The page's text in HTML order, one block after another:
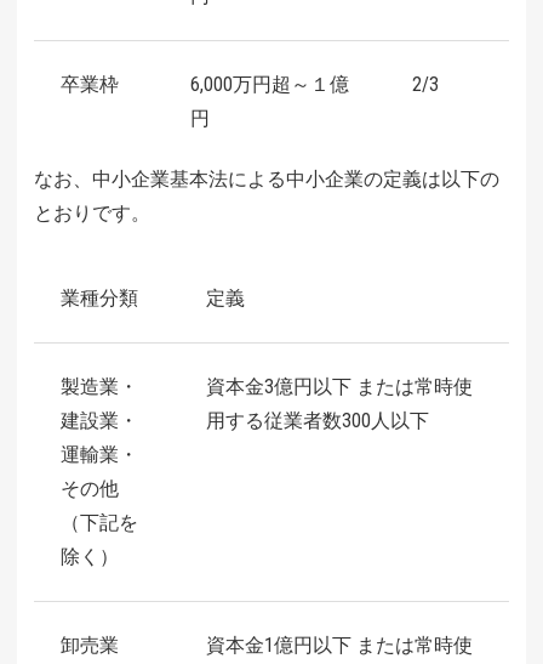
卒業枠
6,000万円超～１億
円
2/3
なお、中小企業基本法による中小企業の定義は以下の
とおりです。
業種分類 定義
製造業・
建設業・
運輸業・
その他
（下記を
除く）
資本金3億円以下 または常時使
用する従業者数300人以下
卸売業
資本金1億円以下 または常時使